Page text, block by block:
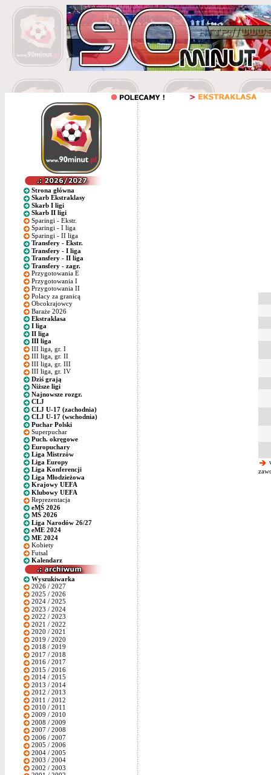
Strona główna
Skarb Ekstraklasy
Skarb I ligi
Skarb II ligi
Sparingi - Ekstr.
Sparingi - I liga
Sparingi - II liga
Transfery - Ekstr.
Transfery - I liga
Transfery - II liga
Transfery - zagr.
Przygotowania E
Przygotowania I
Przygotowania II
Polacy za granicą
Obcokrajowcy
Baraże 2026
Ekstraklasa
I liga
II liga
III liga
III liga, gr. I
III liga, gr. II
III liga, gr. III
III liga, gr. IV
Dziś grają
Niższe ligi
Najnowsze rozgr.
CLJ
CLJ U-17 (zachodnia)
CLJ U-17 (wschodnia)
Puchar Polski
Superpuchar
Puch. okręgowe
Europuchary
Liga Mistrzów
Liga Europy
Liga Konferencji
Liga Młodzieżowa
Krajowy UEFA
Klubowy UEFA
Reprezentacja
eMŚ 2026
MŚ 2026
Liga Narodów 26/27
eME 2024
ME 2024
Kobiety
Futsal
Kalendarz
Wyszukiwarka
2026 / 2027
2025 / 2026
2024 / 2025
2023 / 2024
2022 / 2023
2021 / 2022
2020 / 2021
2019 / 2020
2018 / 2019
2017 / 2018
2016 / 2017
2015 / 2016
2014 / 2015
2013 / 2014
2012 / 2013
2011 / 2012
2010 / 2011
2009 / 2010
2008 / 2009
2007 / 2008
2006 / 2007
2005 / 2006
2004 / 2005
2003 / 2004
2002 / 2003